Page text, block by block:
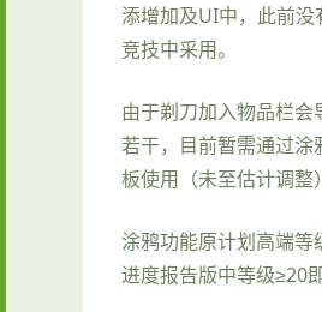
添增加及UI中，此前没
竞技中采用。
由于剃刀加入物品栏会
若干，目前暂需通过涂
板使用（未至估计调整）
涂鸦功能原计划高端等
进度报告版中等级≥20